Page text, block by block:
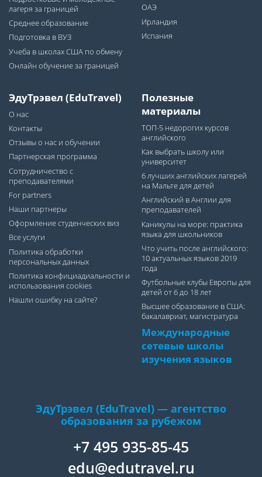
лагеря за границей
Среднее образование
Подготовка в ВУЗ
Учеба в школах США по обмену
Онлайн обучение за границей
ОАЭ
Ирландия
Испания
ЭдуТрэвел (EduTravel)
О нас
Контакты
Отзывы о нас и обучении
Партнерская программа
Сотрудничество с
преподавателями
For partners
Наши партнеры
Оформление студенческих виз
Все услуги
Политика обработки
персональных данных
Политика конфициадиальности и
использования cookies
Нашли ошибку на сайте?
Полезные
материалы
ТОП-5 недорогих курсов
английского
Как выбрать школу или
университет
6 лучших английских лагерей
на Мальте для детей
Английский в Англии для
преподавателей
Каникулы на море: практика
языка для школьников
Что учить после английского:
10 актуальных языков 2019
года
Футбольные клубы Европы для
детей от 6 до 18 лет
Высшее образование в США:
бакалавриат, магистратура
Международные
сетевые школы
изучения языков
ЭдуТрэвел (EduTravel) — агентство
образования за рубежом
+7 495 935-85-45
edu@edutravel.ru